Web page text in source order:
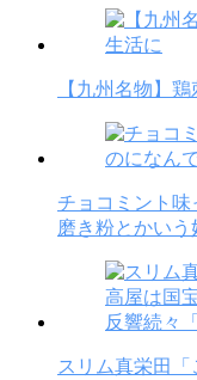
【九州名物】
チョコミント
磨き粉とかいう
スリム真栄田